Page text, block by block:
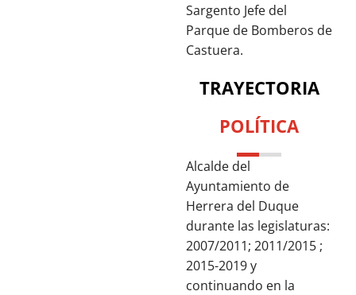
Sargento Jefe del
Parque de Bomberos de
Castuera.
TRAYECTORIA
POLÍTICA
Alcalde del
Ayuntamiento de
Herrera del Duque
durante las legislaturas:
2007/2011; 2011/2015 ;
2015-2019 y
continuando en la